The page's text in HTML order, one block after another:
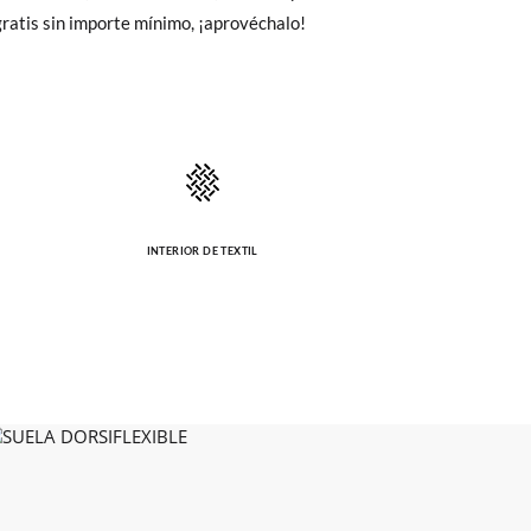
sin importe mínimo, ¡aprovéchalo!
& Devolucionesde nuestra web
de enviarte un mensajero para que te
INTERIOR DE TEXTIL